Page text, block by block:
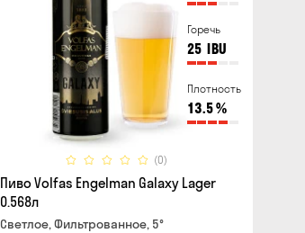
Горечь
25 IBU
Плотность
13.5%
(0)
Пиво Volfas Engelman Galaxy Lager
0.568л
Светлое, Фильтрованное, 5°